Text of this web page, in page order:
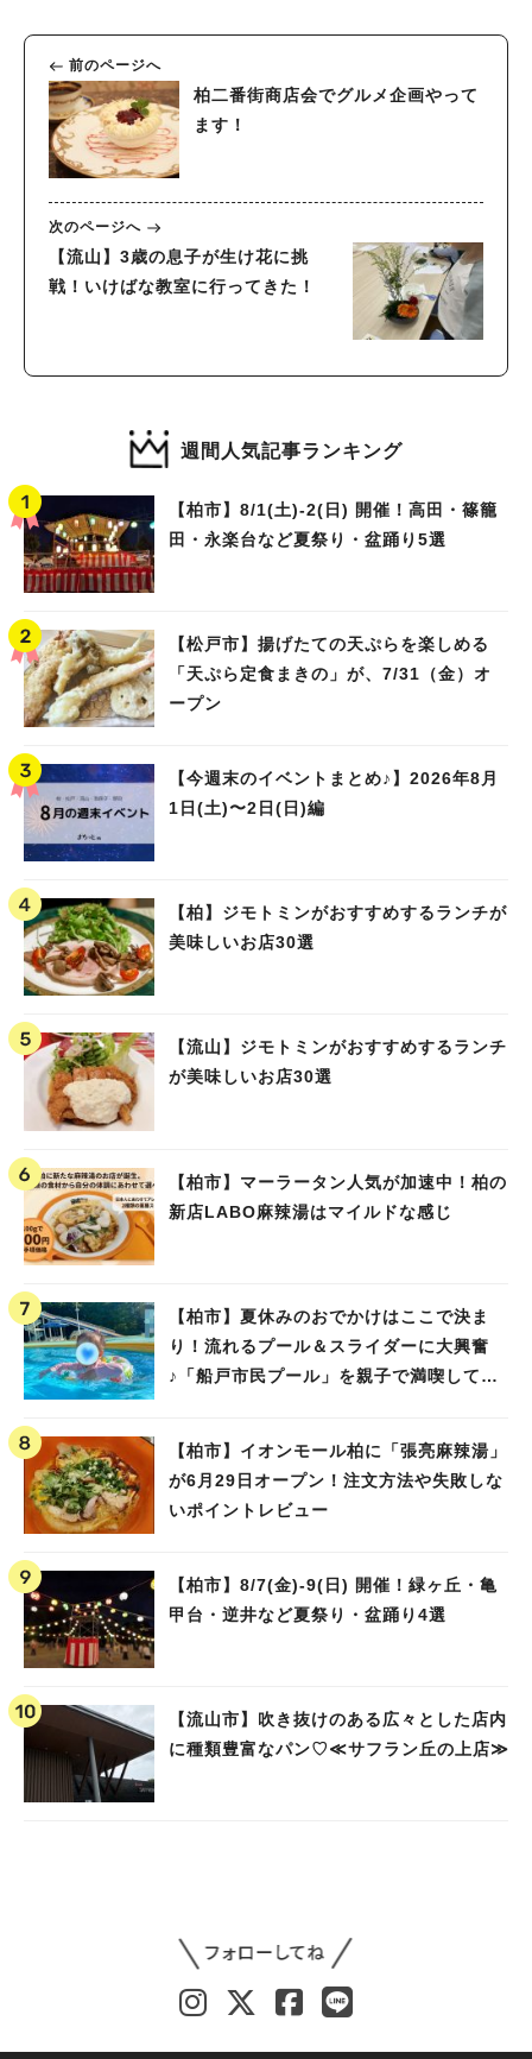
前のページへ
柏二番街商店会でグルメ企画やって
ます！
次のページへ
【流山】3歳の息子が生け花に挑
戦！いけばな教室に行ってきた！
週間人気記事ランキング
【柏市】8/1(土)‐2(日) 開催！高田・篠籠
田・永楽台など夏祭り・盆踊り5選
【松戸市】揚げたての天ぷらを楽しめる
「天ぷら定食まきの」が、7/31（金）オ
ープン
【今週末のイベントまとめ♪】2026年8月
1日(土)〜2日(日)編
【柏】ジモトミンがおすすめするランチが
美味しいお店30選
【流山】ジモトミンがおすすめするランチ
が美味しいお店30選
【柏市】マーラータン人気が加速中！柏の
新店LABO麻辣湯はマイルドな感じ
【柏市】夏休みのおでかけはここで決ま
り！流れるプール＆スライダーに大興奮
♪「船戸市民プール」を親子で満喫してき
【柏市】イオンモール柏に「張亮麻辣湯」
が6月29日オープン！注文方法や失敗しな
いポイントレビュー
【柏市】8/7(金)‐9(日) 開催！緑ヶ丘・亀
甲台・逆井など夏祭り・盆踊り4選
【流山市】吹き抜けのある広々とした店内
に種類豊富なパン♡≪サフラン丘の上店≫